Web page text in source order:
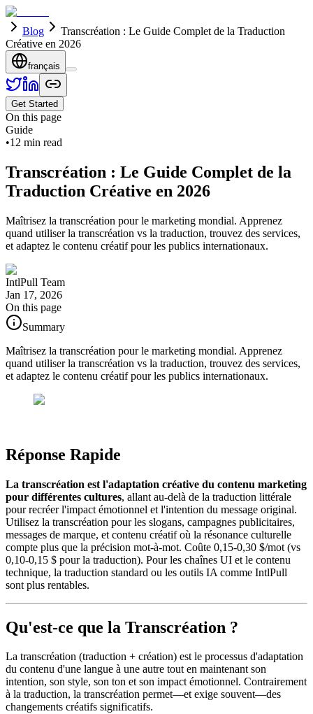
Blog
Transcréation : Le Guide Complet de la Traduction
Créative en 2026
français
Get Started
On this page
Guide
•12 min read
Transcréation : Le Guide Complet de la
Traduction Créative en 2026
Maîtrisez la transcréation pour le marketing mondial. Apprenez
quand utiliser la transcréation vs la traduction, trouvez des services,
et adaptez le contenu créatif pour les publics internationaux.
IntlPull Team
Jan 17, 2026
On this page
Summary
Maîtrisez la transcréation pour le marketing mondial. Apprenez
quand utiliser la transcréation vs la traduction, trouvez des services,
et adaptez le contenu créatif pour les publics internationaux.
Réponse Rapide
La transcréation est l'adaptation créative du contenu marketing
pour différentes cultures, allant au-delà de la traduction littérale
pour recréer l'impact émotionnel et l'intention du message original.
Utilisez la transcréation pour les slogans, campagnes publicitaires,
messages de marque, et contenu créatif où la résonance culturelle
compte plus que la précision mot-à-mot. Coûte 0,15-0,30 $/mot (vs
0,10-0,15 $ pour la traduction). Pour les chaînes UI et le contenu
technique, la traduction standard ou les outils IA comme IntlPull
sont plus rentables.
Qu'est-ce que la Transcréation ?
La transcréation (traduction + création) est le processus d'adaptation
du contenu d'une langue à une autre tout en maintenant son
intention, son style, son ton et son impact émotionnel. Contrairement
à la traduction, la transcréation permet—et exige souvent—des
changements créatifs significatifs.